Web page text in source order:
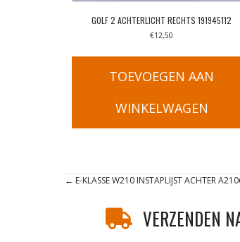
GOLF 2 ACHTERLICHT RECHTS 191945112
€12,50
TOEVOEGEN AAN
WINKELWAGEN
Posts
navigation
← E-KLASSE W210 INSTAPLIJST ACHTER
VERZENDEN